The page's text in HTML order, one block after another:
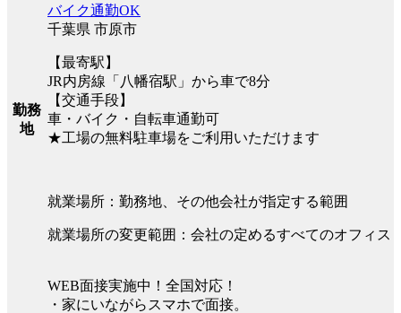
勤務
地
バイク通勤OK
千葉県 市原市
【最寄駅】
JR内房線「八幡宿駅」から車で8分
【交通手段】
車・バイク・自転車通勤可
★工場の無料駐車場をご利用いただけます
就業場所：勤務地、その他会社が指定する範囲
就業場所の変更範囲：会社の定めるすべてのオフィス
WEB面接実施中！全国対応！
・家にいながらスマホで面接。